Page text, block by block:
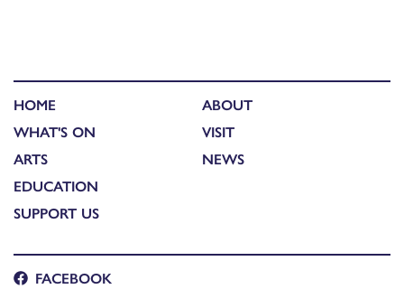
HOME
WHAT'S ON
ARTS
EDUCATION
SUPPORT US
ABOUT
VISIT
NEWS
FACEBOOK